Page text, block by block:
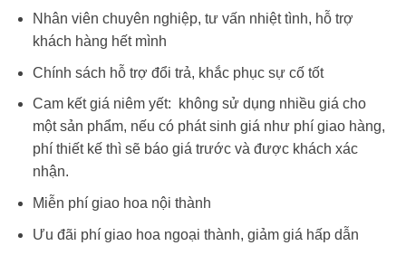
Nhân viên chuyên nghiệp, tư vấn nhiệt tình, hỗ trợ
khách hàng hết mình
Chính sách hỗ trợ đổi trả, khắc phục sự cố tốt
Cam kết giá niêm yết: không sử dụng nhiều giá cho
một sản phẩm, nếu có phát sinh giá như phí giao hàng,
phí thiết kế thì sẽ báo giá trước và được khách xác
nhận.
Miễn phí giao hoa nội thành
Ưu đãi phí giao hoa ngoại thành, giảm giá hấp dẫn